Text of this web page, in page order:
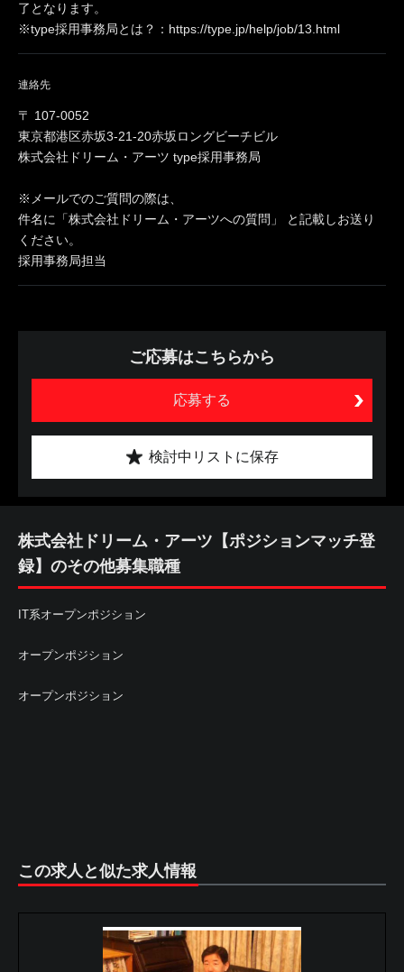
了となります。
※type採用事務局とは？：https://type.jp/help/job/13.html
連絡先
〒 107-0052
東京都港区赤坂3-21-20赤坂ロングビーチビル
株式会社ドリーム・アーツ type採用事務局
※メールでのご質問の際は、
件名に「株式会社ドリーム・アーツへの質問」 と記載しお送り
ください。
採用事務局担当
ご応募はこちらから
応募する
検討中リストに保存
株式会社ドリーム・アーツ【ポジションマッチ登
録】のその他募集職種
IT系オープンポジション
オープンポジション
オープンポジション
この求人と似た求人情報